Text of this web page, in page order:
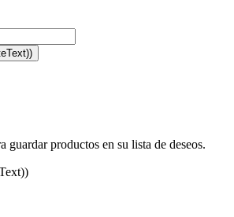
guardar productos en su lista de deseos.